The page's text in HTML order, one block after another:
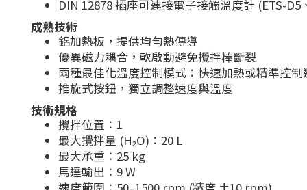
DIN 12878 插座可連接電子接觸溫度計 (ETS-
成熟技術
鋁加熱板，提供均勻熱傳導
優異磁力耦合，軟啟動避免攪拌棒斷裂
兩種最佳化溫度控制模式：快速加熱或精準控制
推旋式按鈕，獨立調整速度與溫度
技術規格
攪拌位置：1
最大攪拌量 (H₂O)：20 L
最大承重：25 kg
馬達輸出：9 W